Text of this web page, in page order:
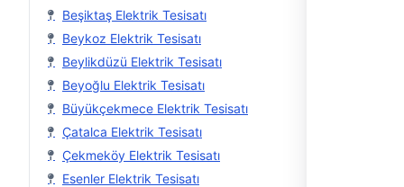
Beşiktaş Elektrik Tesisatı
Beykoz Elektrik Tesisatı
Beylikdüzü Elektrik Tesisatı
Beyoğlu Elektrik Tesisatı
Büyükçekmece Elektrik Tesisatı
Çatalca Elektrik Tesisatı
Çekmeköy Elektrik Tesisatı
Esenler Elektrik Tesisatı